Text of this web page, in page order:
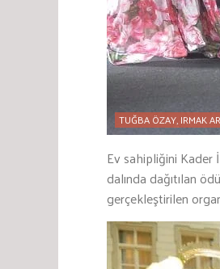
TUĞBA ÖZAY, IRMAK
Ev sahipliğini Kader
dalında dağıtılan
gerçekleştirilen